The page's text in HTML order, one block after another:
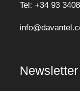
Tel: +34 93
Newsletter